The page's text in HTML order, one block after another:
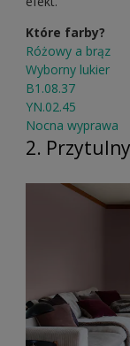
Które farby?
Różowy a brąz
Wyborny lukier
B1.08.37
YN.02.45
Nocna wyprawa
2.